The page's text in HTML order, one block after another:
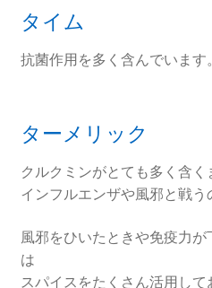
タイム
抗菌作用を多く含んでいます。
ターメリック
クルクミンがとても多く含く
インフルエンザや風邪と戦う
風邪をひいたときや免疫力
は
スパイスをたくさん活用して